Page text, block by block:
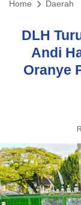
Home Daerah
DLH
Andi
Oranye